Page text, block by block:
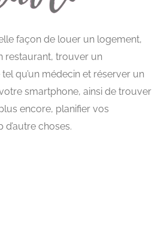
façon de louer un logement,
restaurant, trouver un
qu’un médecin et réserver un
smartphone, ainsi de trouver
encore, planifier vos
choses.